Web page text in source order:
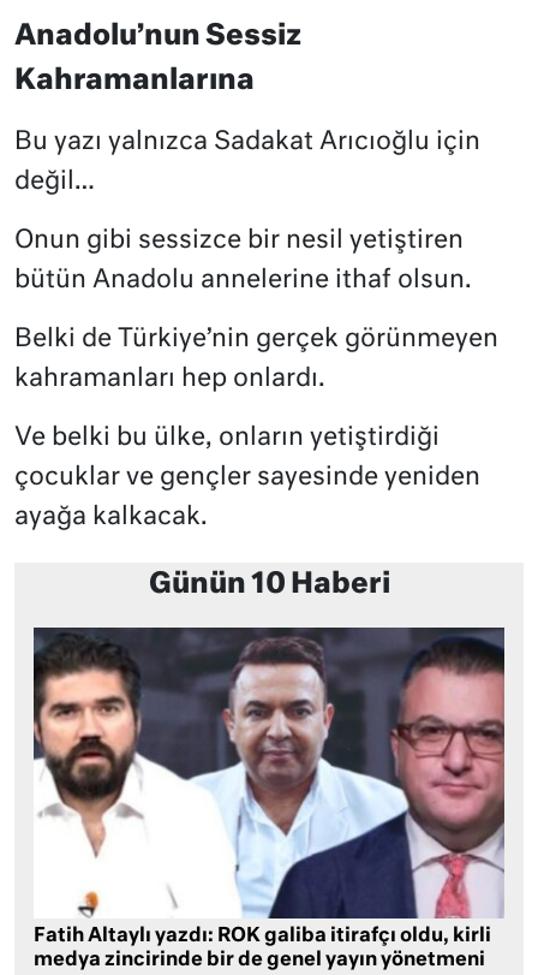
Anadolu’nun Sessiz
Kahramanlarına
Bu yazı yalnızca Sadakat Arıcıoğlu için
değil…
Onun gibi sessizce bir nesil yetiştiren
bütün Anadolu annelerine ithaf olsun.
Belki de Türkiye’nin gerçek görünmeyen
kahramanları hep onlardı.
Ve belki bu ülke, onların yetiştirdiği
çocuklar ve gençler sayesinde yeniden
ayağa kalkacak.
Günün 10 Haberi
Fatih Altaylı yazdı: ROK galiba itirafçı oldu, kirli
medya zincirinde bir de genel yayın yönetmeni